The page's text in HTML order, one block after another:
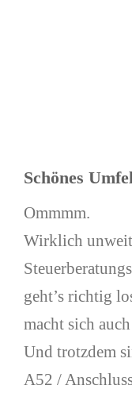
Schönes
Ommmm.
Wirklich
geht’s richtig
macht sich
Und trotzdem
A52 /